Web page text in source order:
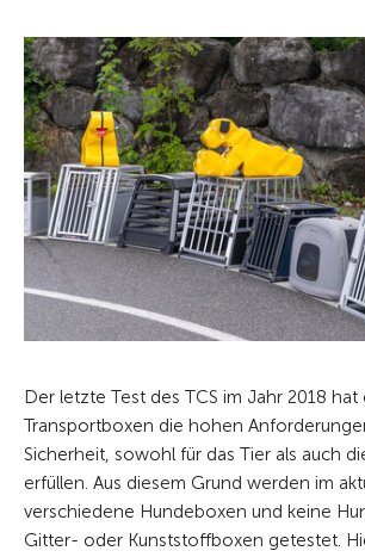
Der letzte Test des TCS im Jahr 2018
Transportboxen die hohen
Sicherheit, sowohl für das Tier als auch
erfüllen. Aus diesem Grund werden im
verschiedene Hundeboxen und keine
Gitter- oder Kunststoffboxen getestet.